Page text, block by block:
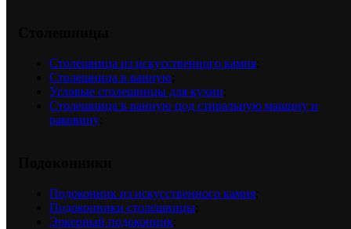
Столешница из искусственного камня
Столешница в ванную
Угловые столешницы для кухни
Столешница в ванную под стиральную машину и
раковину
Подоконник из искусственного камня
Подоконники столешницы
Эркерный подоконник